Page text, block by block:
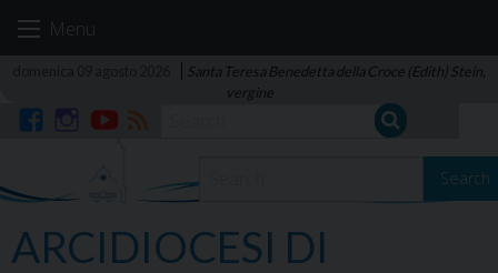
Menu
Santa Teresa Benedetta della Croce (Edith) Stein,
vergine
Search
ARCIDIOCESI DI